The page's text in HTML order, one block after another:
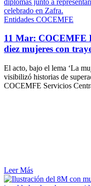
Entidades COCEMFE
11 Mar: COCEMFE
diez mujeres con
El acto, bajo el lema ‘La
visibilizó historias de
COCEMFE Servicios
Leer Más